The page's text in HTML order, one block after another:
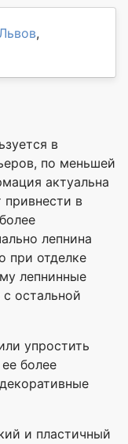
,
в
по меньшей
актуальна
привнести в
лепнина
при отделке
лепнинные
остальной
упростить
более
и пластичный